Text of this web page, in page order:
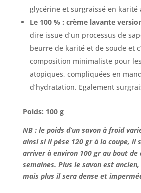
glycérine et surgraissé en karité
Le 100 % : crème lavante
dire issue d’un processus de
beurre de karité et de soude et
composition minimaliste pour
atopiques, compliquées en
d’hydratation. Egalement
Poids: 100 g
NB : le poids d’un savon à froid
ainsi si il pèse 120 gr à la coupe, il
arriver à environ 100 gr au bout de
semaines. Plus le savon est
mais plus il sera dense et